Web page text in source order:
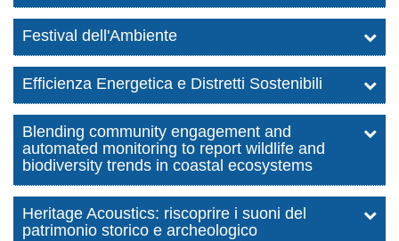
Festival dell'Ambiente
Efficienza Energetica e Distretti Sostenibili
Blending community engagement and
automated monitoring to report wildlife and
biodiversity trends in coastal ecosystems
Heritage Acoustics: riscoprire i suoni del
patrimonio storico e archeologico